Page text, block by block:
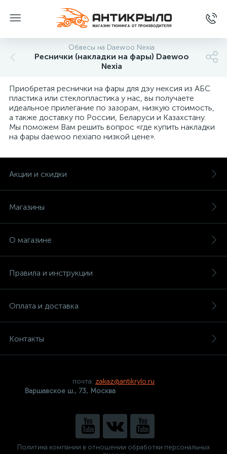
Обвесы на Daewoo Nexia
Реснички (накладки на фары) Daewoo
Nexia
Приобретая реснички на фары для дэу нексия из АБС
пластика или стеклопластика у нас, вы получаете
идеальное прилегание по зазорам, низкую стоимость,
а также доставку по России, Беларуси и Казахстану.
Мы поможем Вам решить вопрос «где купить накладки
на фары daewoo nexiaпо низкой цене».
Акции и скидки
Магазины
О магазине
Правила и инструкции
Оплата и доставка
Контакты
почта: zakaz@antikrylo.ru
Варшавское ш., 73, Москва
Политика компании в отношении обработки персональных